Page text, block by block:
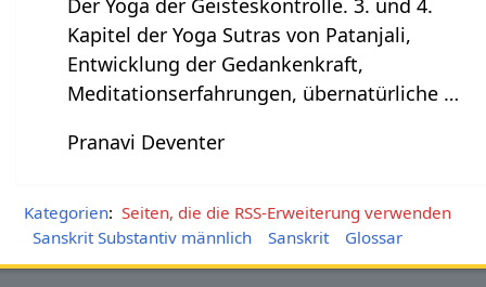
Der Yoga der Geisteskontrolle. 3. und 4.
Kapitel der Yoga Sutras von Patanjali,
Entwicklung der Gedankenkraft,
Meditationserfahrungen, übernatürliche …
Pranavi Deventer
Kategorien: Seiten, die die RSS-Erweiterung verwenden
Sanskrit Substantiv männlich
Sanskrit Glossar